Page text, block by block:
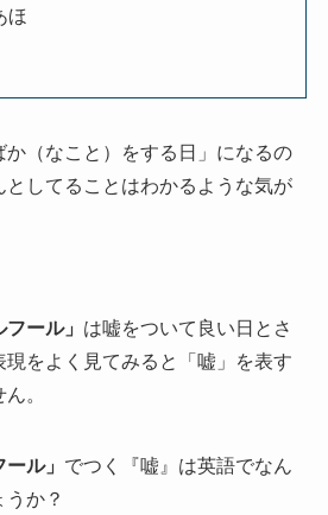
ほ
（なこと）をする日」になるの
としてることはわかるような気が
ール」 は嘘をついて良い日とさ
をよく見てみると「嘘」を表す
。
ル」 でつく『嘘』は英語でなん
か？